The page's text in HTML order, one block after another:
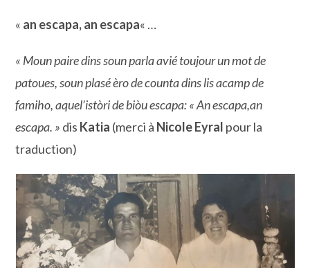
« an escapa, an escapa« …
« Moun paire dins soun parla avié toujour un mot de
patoues, soun plasé èro de counta dins lis acamp de
famiho, aquel’istòri de biòu escapa: « An escapa,an
escapa. » dis Katia (merci à Nicole Eyral pour la
traduction)